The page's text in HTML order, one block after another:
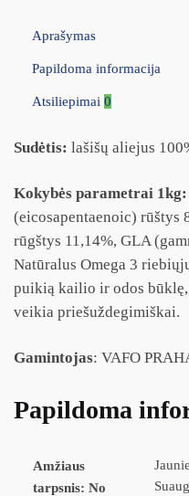
Aprašymas
Papildoma informacija
Atsiliepimai 0
Sudėtis: lašišų aliejus
Kokybės parametrai 1kg:
(eicosapentaenoic) rūštys
rūgštys 11,14%, GLA
Natūralus Omega 3
puikią kailio ir odos
veikia priešuždegimiškai.
Gamintojas: VAFO
Papildoma
Amžiaus
tarpsnis: No